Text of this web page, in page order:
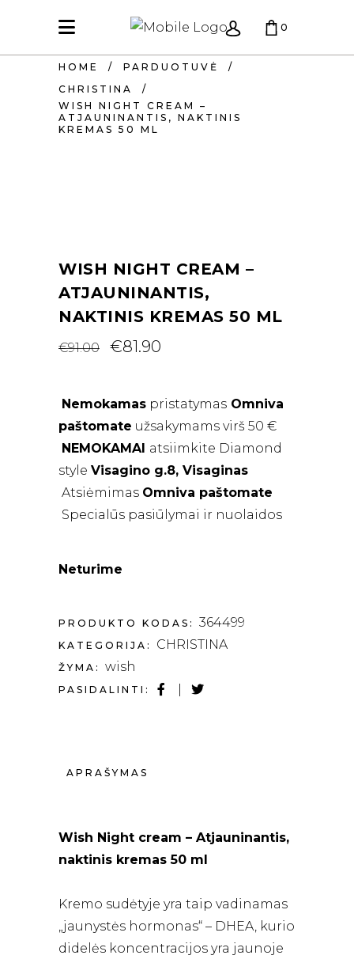
0
KREPŠELIS TUŠČIAS.
HOME / PARDUOTUVĖ
/
CHRISTINA
/
WISH NIGHT CREAM –
ATJAUNINANTIS, NAKTINIS
KREMAS 50 ML
WISH NIGHT CREAM –
ATJAUNINANTIS,
NAKTINIS KREMAS 50 ML
€91.00
Original
€81.90
€81.90.
Nemokamas pristatymas Omniva
paštomate užsakymams virš 50 €
NEMOKAMAI atsiimkite Diamond
style Visagino g.8, Visaginas
Atsiėmimas Omniva paštomate
Specialūs pasiūlymai ir nuolaidos
Neturime
PRODUKTO KODAS: 364499
KATEGORIJA: CHRISTINA
ŽYMA: wish
PASIDALINTI:
APRAŠYMAS
Wish Night cream – Atjauninantis,
naktinis kremas 50 ml
Kremo sudėtyje yra taip vadinamas
„jaunystės hormonas“ – DHEA, kurio
didelės koncentracijos yra jaunoje